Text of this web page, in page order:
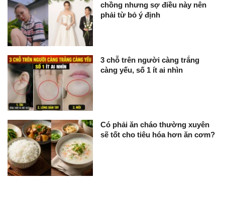
chồng nhưng sợ điều này nên
phải từ bỏ ý định
3 chỗ trên người càng trắng
càng yếu, số 1 ít ai nhìn
Có phải ăn cháo thường xuyên
sẽ tốt cho tiêu hóa hơn ăn cơm?